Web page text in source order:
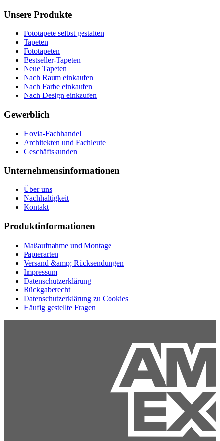
Unsere Produkte
Fototapete selbst gestalten
Tapeten
Fototapeten
Bestseller-Tapeten
Neue Tapeten
Nach Raum einkaufen
Nach Farbe einkaufen
Nach Design einkaufen
Gewerblich
Hovia-Fachhandel
Architekten und Fachleute
Geschäftskunden
Unternehmensinformationen
Über uns
Nachhaltigkeit
Kontakt
Produktinformationen
Maßaufnahme und Montage
Papierarten
Versand &amp; Rücksendungen
Impressum
Datenschutzerklärung
Rückgaberecht
Datenschutzerklärung zu Cookies
Häufig gestellte Fragen